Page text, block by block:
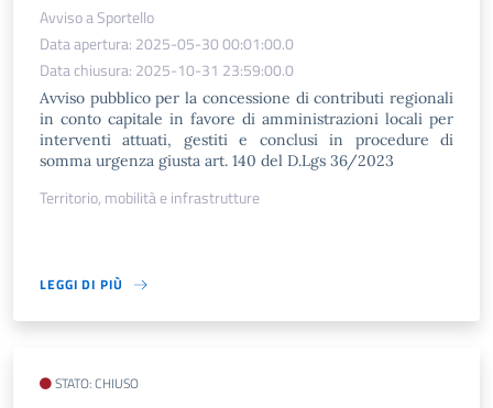
Avviso a Sportello
Data apertura: 2025-05-30 00:01:00.0
Data chiusura: 2025-10-31 23:59:00.0
Avviso pubblico per la concessione di contributi regionali
in conto capitale in favore di amministrazioni locali per
interventi attuati, gestiti e conclusi in procedure di
somma urgenza giusta art. 140 del D.Lgs 36/2023
Territorio, mobilità e infrastrutture
LEGGI DI PIÙ
STATO: CHIUSO